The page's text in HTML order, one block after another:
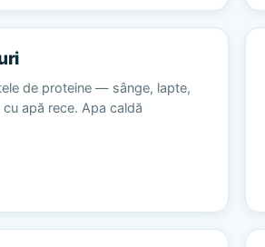
de proteine — sânge, lapte,
apă rece. Apa caldă